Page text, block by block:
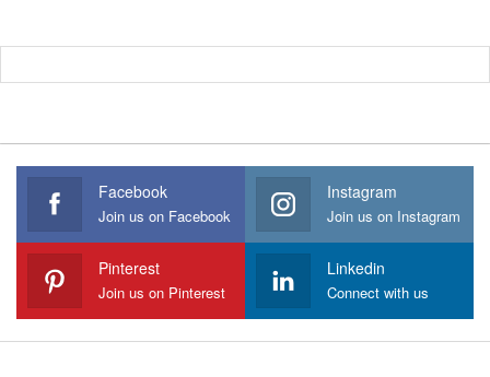
Facebook
Join us on Facebook
Instagram
Join us on Instagram
Pinterest
Join us on Pinterest
Linkedin
Connect with us